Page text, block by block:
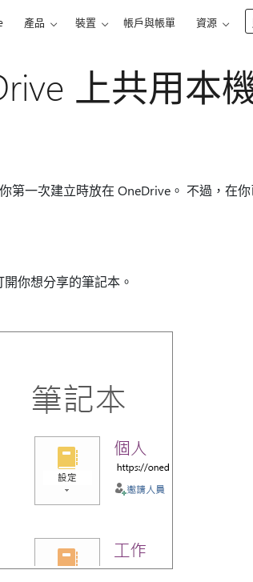
產品 裝置 帳戶與帳單 資源
上共用本
第一次建立時放在 OneDrive。 不過，在
你想分享的筆記本。